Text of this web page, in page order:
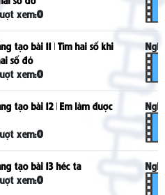
xem:0
tạo bài 11 | Tìm hai số khi
số đó
xem:0
tạo bài 12 | Em làm được
xem:0
tạo bài 13 héc ta
xem:0